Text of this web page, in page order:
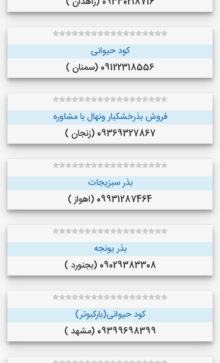
کود حیوانی
09122318556 (سمنان )
فروش بذرخشکبار ونهال با مشاوره
09369327867 (زنجان )
بذر سبزیجات
09931287464 (اهواز )
بذر یونجه
09029383308 (بجنورد )
کود حیوانی(بارکبوتر)
09399698399 (مشهد )